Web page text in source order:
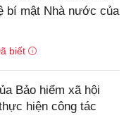
bí mật Nhà nước của
biết
Bảo hiểm xã hội
hiện công tác